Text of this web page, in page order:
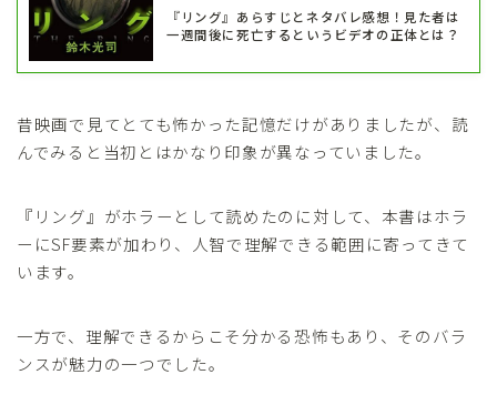
『リング』あらすじとネタバレ感想！見た者は
一週間後に死亡するというビデオの正体とは？
昔映画で見てとても怖かった記憶だけがありましたが、読
んでみると当初とはかなり印象が異なっていました。
『リング』がホラーとして読めたのに対して、本書はホラ
ーにSF要素が加わり、人智で理解できる範囲に寄ってきて
います。
一方で、理解できるからこそ分かる恐怖もあり、そのバラ
ンスが魅力の一つでした。